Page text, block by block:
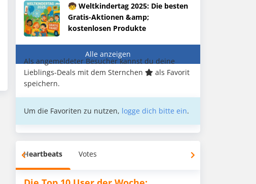
🧒 Weltkindertag 2025: Die besten
Gratis-Aktionen &amp;
kostenlosen Produkte
Alle anzeigen
Als angemeldeter Besucher kannst du deine
Lieblings-Deals mit dem Sternchen
als Favorit
speichern.
Um die Favoriten zu nutzen, logge dich bitte ein.
Heartbeats Votes